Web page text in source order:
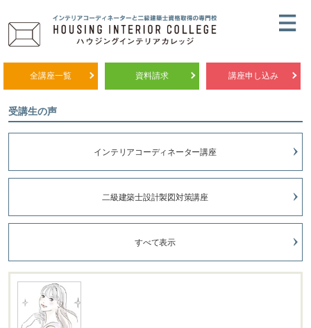
全講座一覧 資料請求 講座申し込み
受講生の声
インテリアコーディネーター講座
二級建築士設計製図対策講座
すべて表示